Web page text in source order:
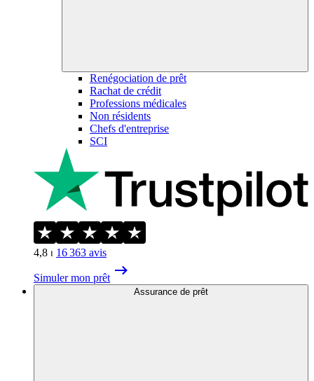
Renégociation de prêt
Rachat de crédit
Professions médicales
Non résidents
Chefs d'entreprise
SCI
4,8 ⏐ 16 363 avis
Simuler mon prêt
Assurance de prêt